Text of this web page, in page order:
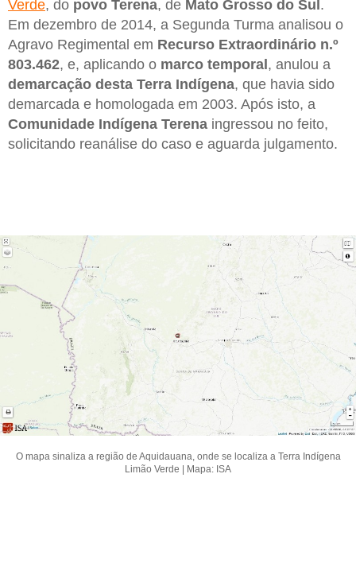
Verde, do povo Terena, de Mato Grosso do Sul.
Em dezembro de 2014, a Segunda Turma analisou o
Agravo Regimental em Recurso Extraordinário n.º
803.462, e, aplicando o marco temporal, anulou a
demarcação desta Terra Indígena, que havia sido
demarcada e homologada em 2003. Após isto, a
Comunidade Indígena Terena ingressou no feito,
solicitando reanálise do caso e aguarda julgamento.
O mapa sinaliza a região de Aquidauana, onde se localiza a Terra Indígena
Limão Verde | Mapa: ISA